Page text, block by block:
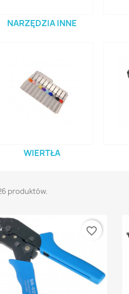
NARZĘDZIA INNE
WIERTŁA
produktów.
favorite_border